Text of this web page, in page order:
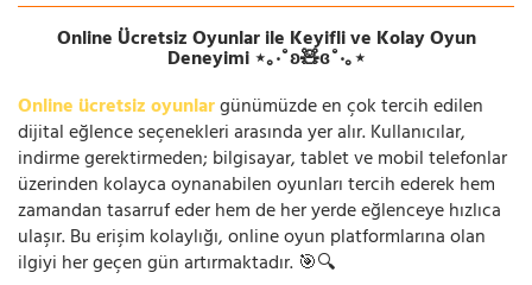
Online Ücretsiz Oyunlar ile Keyifli ve Kolay Oyun
Deneyimi ⋆｡‧˚ʚ🧸ɞ˚‧｡⋆
Online ücretsiz oyunlargünümüzde en çok tercih edilen
dijital eğlence seçenekleri arasında yer alır. Kullanıcılar,
indirme gerektirmeden; bilgisayar, tablet ve mobil telefonlar
üzerinden kolayca oynanabilen oyunları tercih ederek hem
zamandan tasarruf eder hem de her yerde eğlenceye hızlıca
ulaşır. Bu erişim kolaylığı, online oyun platformlarına olan
ilgiyi her geçen gün artırmaktadır. 🎯🔍